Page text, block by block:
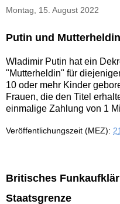
Montag, 15. August 2022
Putin und
Wladimir Putin hat ein
"Mutterheldin" für
10 oder mehr Kinder
Frauen, die den Titel
einmalige Zahlung von 1
Veröffentlichungszeit (MEZ):
Britisches
Staatsgrenze